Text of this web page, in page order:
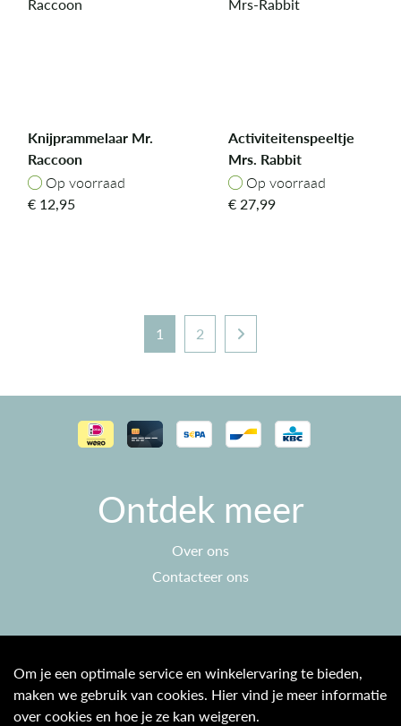
Knijprammelaar Mr.
Raccoon
Op voorraad
Op voorraad
€ 12,95
Activiteitenspeeltje
Mrs. Rabbit
Op voorraad
Op voorraad
€27,99
1 2
Ontdek meer
Over ons
Contacteer ons
Algemene voorwaarden
Om je een optimale service en winkelervaring te bieden,
maken we gebruik van cookies. Hier vind je meer informatie
over cookies en hoe je ze kan weigeren.